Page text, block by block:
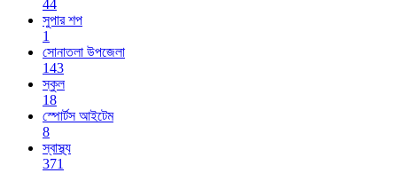
44
সুপার শপ
1
সোনাতলা উপজেলা
143
স্কুল
18
স্পোর্টস আইটেম
8
স্বাস্থ্য
371